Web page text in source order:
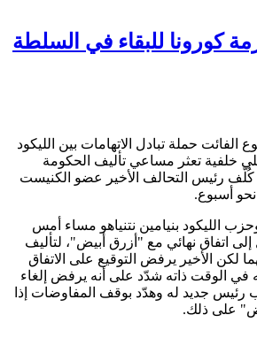
كورونا للبقاء في السلطة
الفائت حملة تبادل الاتهامات بين الليكود
خلفية تعثر مساعي تأليف الحكومة
كُلّف رئيس التحالف الأخير عضو الكنيست
نحو أسبوع.
الليكود بنيامين نتنياهو مساء أمس
اتفاق نهائي مع "أزرق أبيض"، لتأليف
لكن الأخير يرفض التوقيع على الاتفاق
في الوقت ذاته شدّد على أنه يرفض إلغاء
رئيس جديد له وهدّد بوقف المفاوضات إذا
على ذلك.